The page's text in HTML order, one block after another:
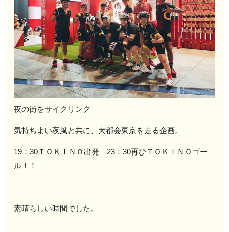
夜の街をサイクリング
気持ちよい夜風と共に、大都会東京を走る企画。
19：30ＴＯＫＩＮＯ出発 23：30再びＴＯＫＩＮＯゴー
ル！！
素晴らしい時間でした。